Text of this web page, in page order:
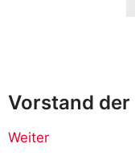
Vorstand der
Weiter